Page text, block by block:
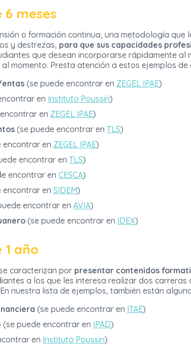
meses
o formación continua, una metodología que
y destrezas, para que sus capacidades
que desean incorporarse rápidamente al
momento. Presta atención a estos ejemplos
(se puede encontrar en ZEGEL IPAE)
en Instituto Poussin)
en ZEGEL IPAE)
(se puede encontrar en TLS)
encontrar en ZEGEL IPAE)
encontrar en TLS)
encontrar en CESCA)
encontrar en SIDEM)
encontrar en AVIA)
(se puede encontrar en IDEX)
año
caracterizan por presentar contenidos
a los que les interesa realizar dos carreras
nuestra lista de ejemplos, también están
(se puede encontrar en ITAE)
(se puede encontrar en IPAD)
en Instituto Poussin)